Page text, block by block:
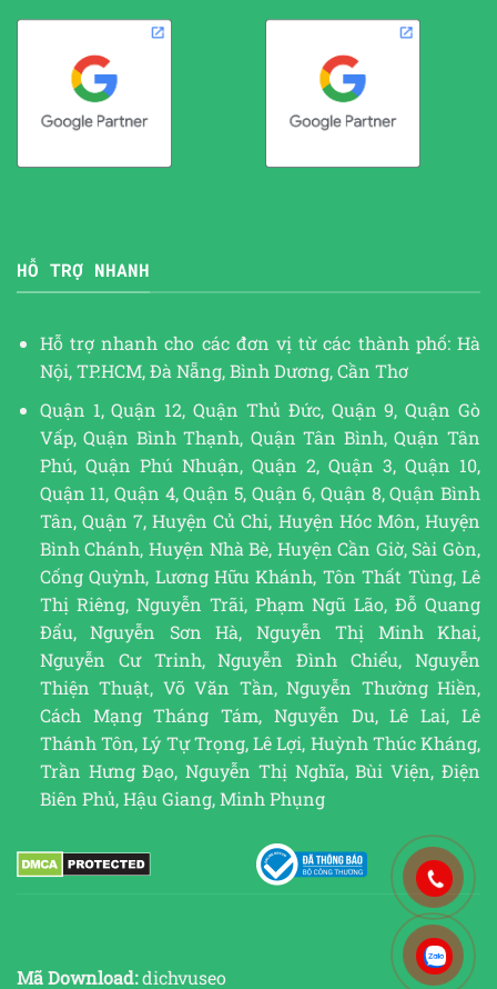
HỖ TRỢ NHANH
Hỗ trợ nhanh cho các đơn vị từ các thành phố: Hà
Nội, TP.HCM, Đà Nẵng, Bình Dương, Cần Thơ
Quận 1, Quận 12, Quận Thủ Đức, Quận 9, Quận Gò
Vấp, Quận Bình Thạnh, Quận Tân Bình, Quận Tân
Phú, Quận Phú Nhuận, Quận 2, Quận 3, Quận 10,
Quận 11, Quận 4, Quận 5, Quận 6, Quận 8, Quận Bình
Tân, Quận 7, Huyện Củ Chi, Huyện Hóc Môn, Huyện
Bình Chánh, Huyện Nhà Bè, Huyện Cần Giờ, Sài Gòn,
Cống Quỳnh, Lương Hữu Khánh, Tôn Thất Tùng, Lê
Thị Riêng, Nguyễn Trãi, Phạm Ngũ Lão, Đỗ Quang
Đẩu, Nguyễn Sơn Hà, Nguyễn Thị Minh Khai,
Nguyễn Cư Trinh, Nguyễn Đình Chiểu, Nguyễn
Thiện Thuật, Võ Văn Tần, Nguyễn Thường Hiền,
Cách Mạng Tháng Tám, Nguyễn Du, Lê Lai, Lê
Thánh Tôn, Lý Tự Trọng, Lê Lợi, Huỳnh Thúc Kháng,
Trần Hưng Đạo, Nguyễn Thị Nghĩa, Bùi Viện, Điện
Biên Phủ, Hậu Giang, Minh Phụng
Mã Download:dichvuseo